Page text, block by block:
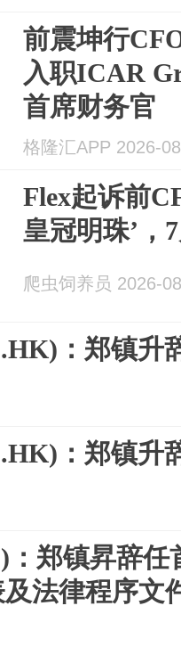
前震坤行
入职ICAR
首席财务官
格隆汇APP 2026-
Flex起诉前
皇冠明珠’，
爬虫饲养员 2026-
：郑镇升
：郑镇升
：郑镇昇辞
法律程序文